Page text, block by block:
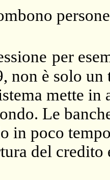
per
non è solo
mette
Le
in poco
del